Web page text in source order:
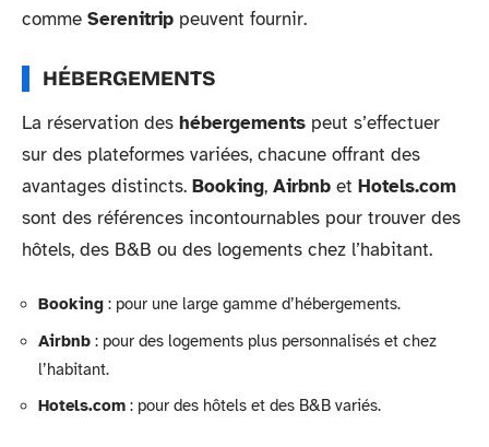
comme Serenitrip peuvent fournir.
HÉBERGEMENTS
La réservation des hébergements peut s’effectuer
sur des plateformes variées, chacune offrant des
avantages distincts. Booking, Airbnb et Hotels.com
sont des références incontournables pour trouver des
hôtels, des B&B ou des logements chez l’habitant.
Booking : pour une large gamme d’hébergements.
Airbnb : pour des logements plus personnalisés et chez
l’habitant.
Hotels.com : pour des hôtels et des B&B variés.